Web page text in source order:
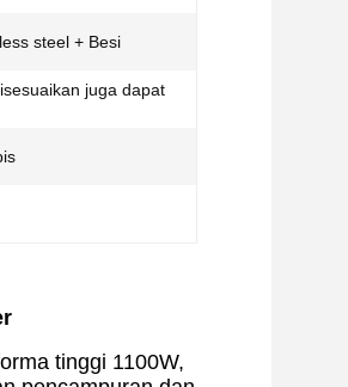
steel + Besi
juga dapat
tinggi 1100W,